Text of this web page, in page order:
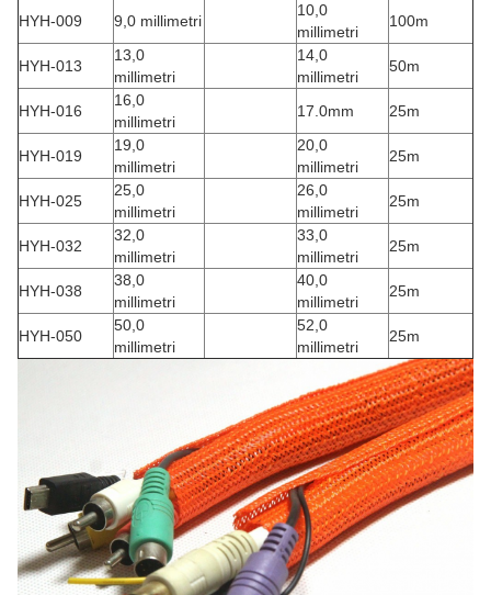
HYH-009
9,0 millimetri
10,0
millimetri
100m
HYH-013
13,0
millimetri
14,0
millimetri
50m
HYH-016
16,0
millimetri
17.0mm 25m
HYH-019
19,0
millimetri
20,0
millimetri
25m
HYH-025
25,0
millimetri
26,0
millimetri
25m
HYH-032
32,0
millimetri
33,0
millimetri
25m
HYH-038
38,0
millimetri
40,0
millimetri
25m
HYH-050
50,0
millimetri
52,0
millimetri
25m